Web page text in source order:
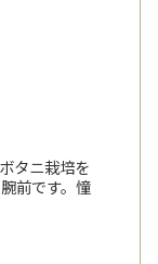
タニ栽培を
前です。憧